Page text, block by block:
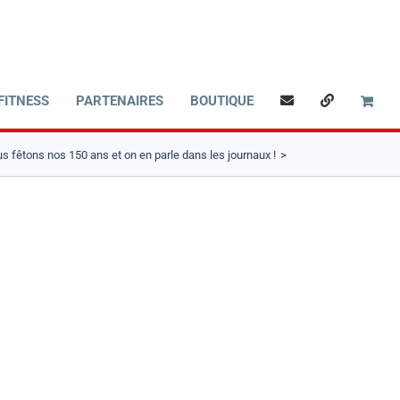
PARTENAIRES BOUTIQUE
fêtons nos 150 ans et on en parle dans les journaux !